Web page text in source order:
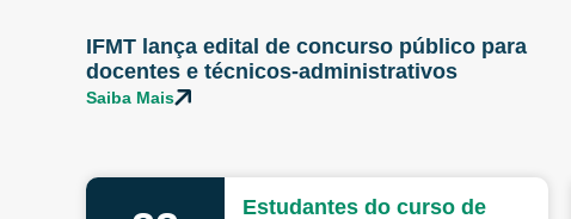
IFMT lança edital de concurso público para
docentes e técnicos-administrativos
Saiba Mais
Estudantes do curso de